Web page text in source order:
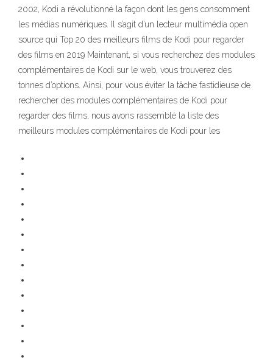
2002, Kodi a révolutionné la façon dont les gens consomment
les médias numériques. Il s’agit d’un lecteur multimédia open
source qui Top 20 des meilleurs films de Kodi pour regarder
des films en 2019 Maintenant, si vous recherchez des modules
complémentaires de Kodi sur le web, vous trouverez des
tonnes d’options. Ainsi, pour vous éviter la tâche fastidieuse de
rechercher des modules complémentaires de Kodi pour
regarder des films, nous avons rassemblé la liste des
meilleurs modules complémentaires de Kodi pour les